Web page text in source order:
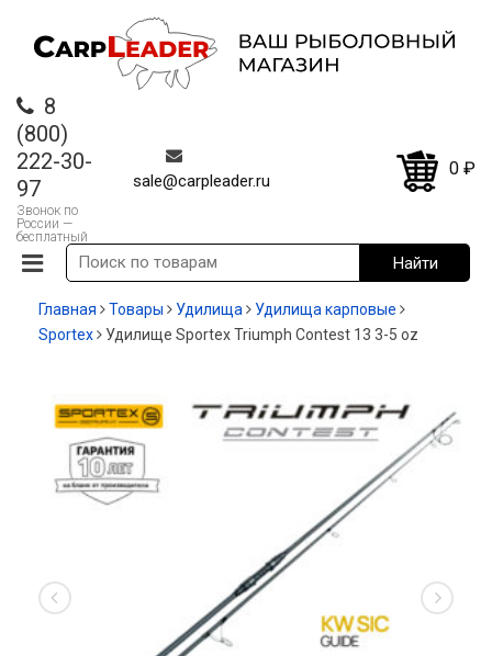
8
(800)
222-30-
97
Звонок по
России —
бесплатный
sale@carpleader.ru
0 ₽
Главная Товары Удилища
Удилища карповые
Sportex
Удилище Sportex Triumph Contest 13 3-5 oz